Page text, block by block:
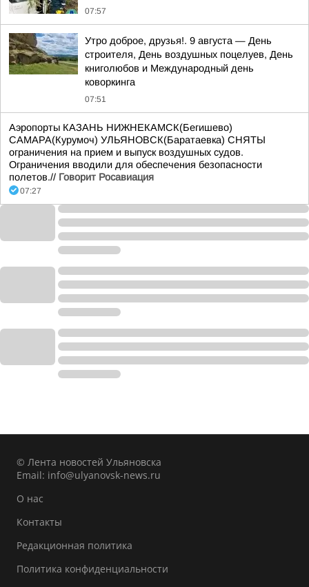
07:57
Утро доброе, друзья!. 9 августа — День
строителя, День воздушных поцелуев, День
книголюбов и Международный день
коворкинга
07:51
Аэропорты КАЗАНЬ НИЖНЕКАМСК(Бегишево)
САМАРА(Курумоч) УЛЬЯНОВСК(Баратаевка) СНЯТЫ
ограничения на прием и выпуск воздушных судов.
Ограничения вводили для обеспечения безопасности
полетов.// Говорит Росавиация
07:27
© Лента новостей Ульяновска
Email: info@ulyanovsk-news.ru
О нас
Контакты
Редакционная политика
Политика конфиденциальности